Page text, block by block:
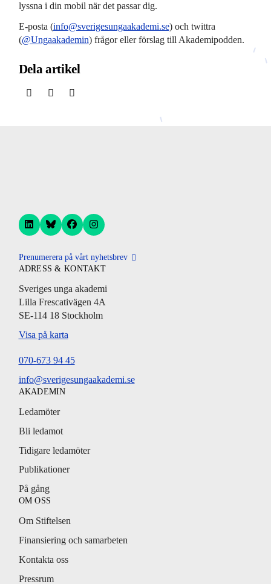
lyssna i din mobil när det passar dig.
E-posta (info@sverigesungaakademi.se) och twittra
(@Ungaakademin) frågor eller förslag till Akademipodden.
Dela artikel
Prenumerera på vårt nyhetsbrev
ADRESS & KONTAKT
Sveriges unga akademi
Lilla Frescativägen 4A
SE-114 18 Stockholm
Visa på karta
070-673 94 45
info@sverigesungaakademi.se
AKADEMIN
Ledamöter
Bli ledamot
Tidigare ledamöter
Publikationer
På gång
OM OSS
Om Stiftelsen
Finansiering och samarbeten
Kontakta oss
Pressrum